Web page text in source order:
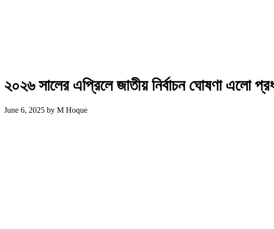
২০২৬ সালের এপ্রিলে জাতীয় নির্বাচন ঘোষণা এলো
June 6, 2025 by M Hoque